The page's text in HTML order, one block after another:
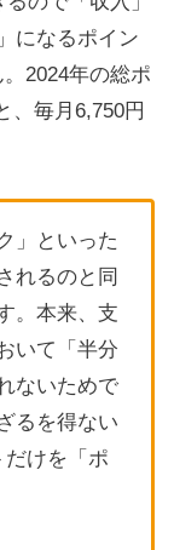
になるポイン
2024年の総ポ
、毎月6,750円
」といった
れるのと同
。本来、支
いて「半分
ないためで
るを得ない
けを「ポ